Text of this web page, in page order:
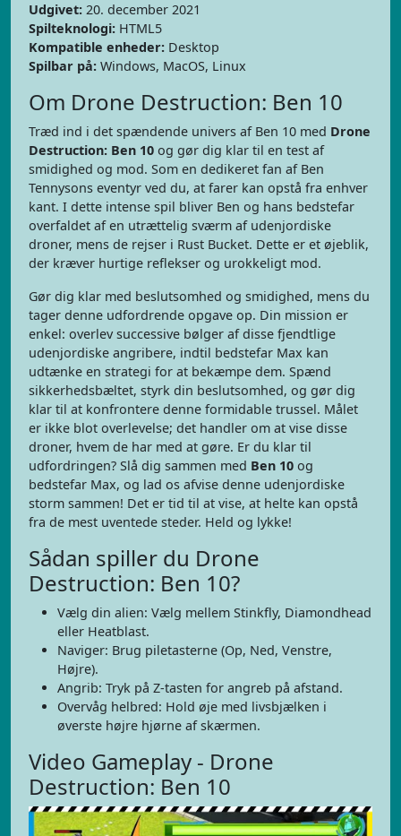
Udgivet: 20. december 2021
Spilteknologi: HTML5
Kompatible enheder: Desktop
Spilbar på: Windows, MacOS, Linux
Om Drone Destruction: Ben 10
Træd ind i det spændende univers af Ben 10 med Drone
Destruction: Ben 10 og gør dig klar til en test af
smidighed og mod. Som en dedikeret fan af Ben
Tennysons eventyr ved du, at farer kan opstå fra enhver
kant. I dette intense spil bliver Ben og hans bedstefar
overfaldet af en utrættelig sværm af udenjordiske
droner, mens de rejser i Rust Bucket. Dette er et øjeblik,
der kræver hurtige reflekser og urokkeligt mod.
Gør dig klar med beslutsomhed og smidighed, mens du
tager denne udfordrende opgave op. Din mission er
enkel: overlev successive bølger af disse fjendtlige
udenjordiske angribere, indtil bedstefar Max kan
udtænke en strategi for at bekæmpe dem. Spænd
sikkerhedsbæltet, styrk din beslutsomhed, og gør dig
klar til at konfrontere denne formidable trussel. Målet
er ikke blot overlevelse; det handler om at vise disse
droner, hvem de har med at gøre. Er du klar til
udfordringen? Slå dig sammen med Ben 10 og
bedstefar Max, og lad os afvise denne udenjordiske
storm sammen! Det er tid til at vise, at helte kan opstå
fra de mest uventede steder. Held og lykke!
Sådan spiller du Drone
Destruction: Ben 10?
Vælg din alien: Vælg mellem Stinkfly, Diamondhead
eller Heatblast.
Naviger: Brug piletasterne (Op, Ned, Venstre,
Højre).
Angrib: Tryk på Z-tasten for angreb på afstand.
Overvåg helbred: Hold øje med livsbjælken i
øverste højre hjørne af skærmen.
Video Gameplay - Drone
Destruction: Ben 10